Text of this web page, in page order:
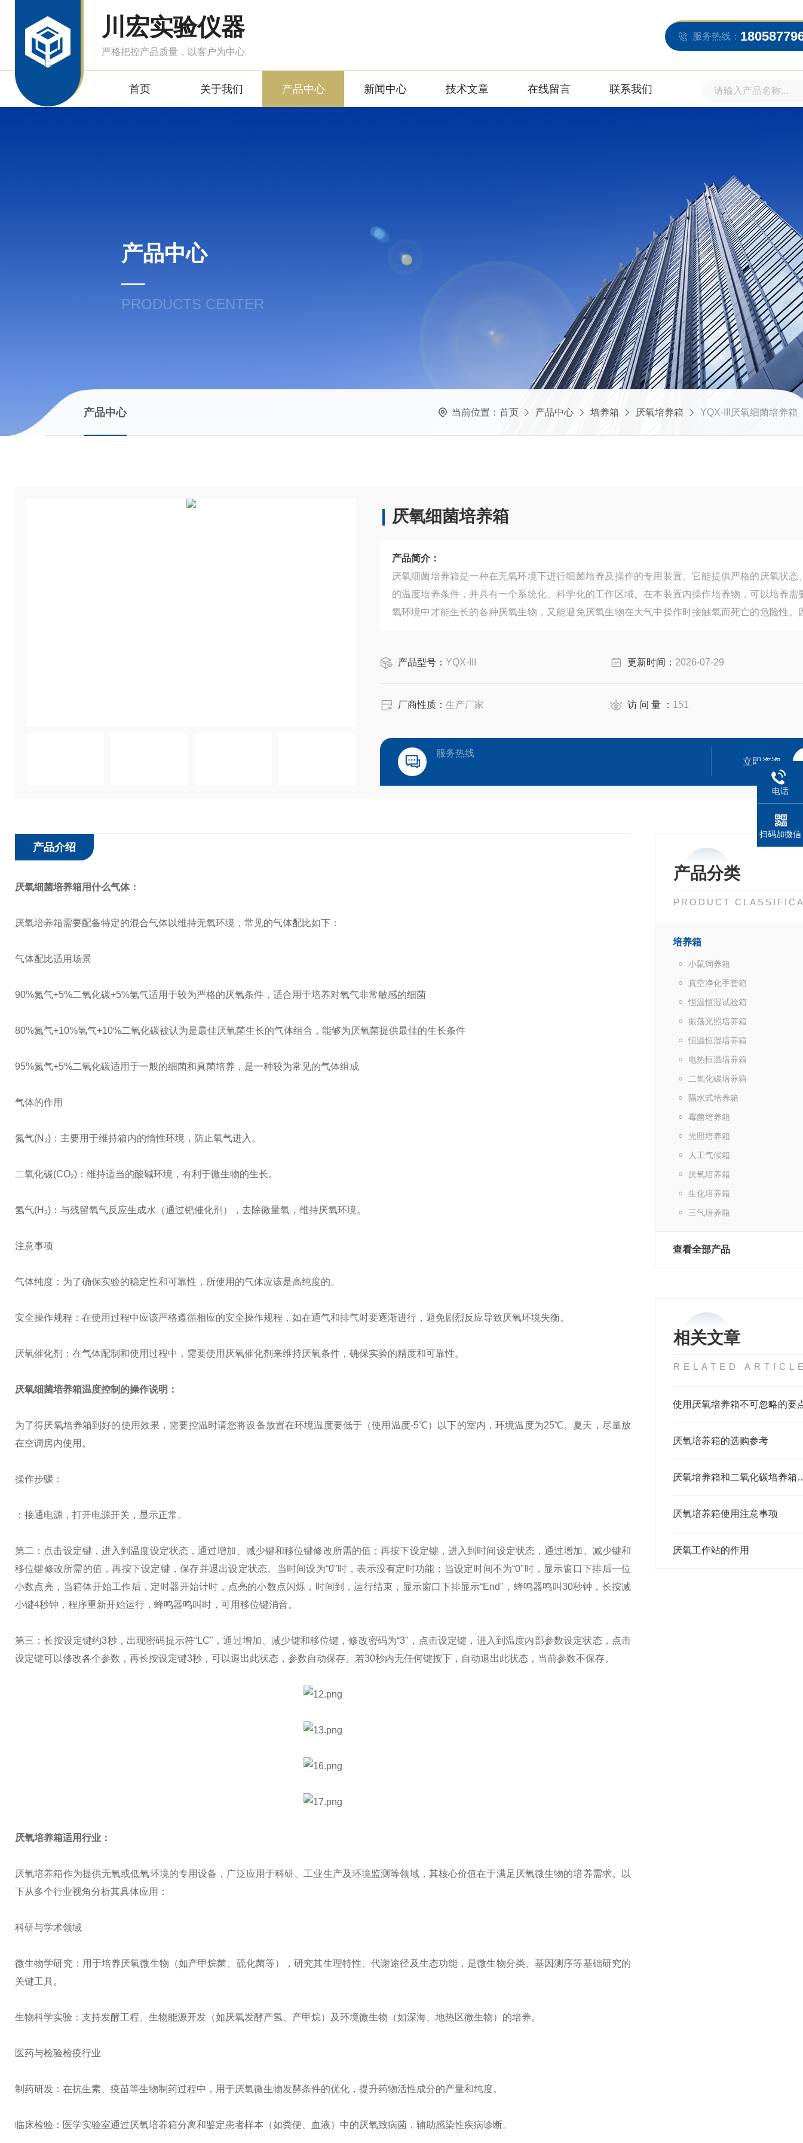
川宏实验仪器
严格把控产品质量，以客户为中心
服务热线：
首页 关于我们 产品中心 新闻中心 技术文章 在线留言 联系我们
产品中心
PRODUCTS CENTER
产品中心 当前位置： 首页 产品中心 培养箱 厌氧培养箱 YQX-III厌氧细菌培养箱
厌氧细菌培养箱
产品简介：
厌氧细菌培养箱是一种在无氧环境下进行细菌培养及操作的专用装置。它能提供严格的厌氧状态
的温度培养条件，并具有一个系统化、科学化的工作区域。在本装置内操作培养物，可以培养需
氧环境中才能生长的各种厌氧生物，又能避免厌氧生物在大气中操作时接触氧而死亡的危险性。
产品型号： YQX-III 更新时间： 2026-07-29
厂商性质： 生产厂家 访 问 量 ： 151
服务热线
立即咨询
产品分类
PRODUCT
培养箱
小鼠饲养箱
真空净化手套箱
恒温恒湿试验箱
振荡光照培养箱
恒温恒湿培养箱
电热恒温培养箱
二氧化碳培养箱
隔水式培养箱
霉菌培养箱
光照培养箱
人工气候箱
厌氧培养箱
生化培养箱
三气培养箱
查看全部产品
相关文章
RELATED
使用厌氧培养箱不可忽略的要
厌氧培养箱的选购参考
厌氧培养箱和
厌氧培养箱使用注意事项
厌氧工作站的作用
产品介绍
厌氧细菌培养箱用什么气体：
厌氧培养箱需要配备特定的混合气体以维持无氧环境，常见的气体配比如下：
气体配比适用场景
90%氮气+5%二氧化碳+5%氢气适用于较为严格的厌氧条件，适合用于培养对氧气非常敏感的细菌
80%氮气+10%氢气+10%二氧化碳被认为是最佳厌氧菌生长的气体组合，能够为厌氧菌提供最佳的生长条件
95%氮气+5%二氧化碳适用于一般的细菌和真菌培养，是一种较为常见的气体组成
气体的作用
氮气(N₂)：主要用于维持箱内的惰性环境，防止氧气进入。
二氧化碳(CO₂)：维持适当的酸碱环境，有利于微生物的生长。
氢气(H₂)：与残留氧气反应生成水（通过钯催化剂），去除微量氧，维持厌氧环境。
注意事项
气体纯度：为了确保实验的稳定性和可靠性，所使用的气体应该是高纯度的。
安全操作规程：在使用过程中应该严格遵循相应的安全操作规程，如在通气和排气时要逐渐进行，避免剧烈反应导致厌氧环境失衡。
厌氧催化剂：在气体配制和使用过程中，需要使用厌氧催化剂来维持厌氧条件，确保实验的精度和可靠性。
厌氧细菌培养箱温度控制的操作说明：
为了得厌氧培养箱到好的使用效果，需要控温时请您将设备放置在环境温度要低于（使用温度-5℃）以下的室内，环境温度为25℃。夏天，尽量放
在空调房内使用。
操作步骤：
：接通电源，打开电源开关，显示正常。
第二：点击设定键，进入到温度设定状态，通过增加、减少键和移位键修改所需的值；再按下设定键，进入到时间设定状态，通过增加、减少键和
移位键修改所需的值，再按下设定键，保存并退出设定状态。当时间设为“0"时，表示没有定时功能；当设定时间不为“0"时，显示窗口下排后一位
小数点亮，当箱体开始工作后，定时器开始计时，点亮的小数点闪烁，时间到，运行结束，显示窗口下排显示“End"，蜂鸣器鸣叫30秒钟，长按减
小键4秒钟，程序重新开始运行，蜂鸣器鸣叫时，可用移位键消音。
第三：长按设定键约3秒，出现密码提示符“LC"，通过增加、减少键和移位键，修改密码为“3"，点击设定键，进入到温度内部参数设定状态，点击
设定键可以修改各个参数，再长按设定键3秒，可以退出此状态，参数自动保存。若30秒内无任何键按下，自动退出此状态，当前参数不保存。
厌氧培养箱适用行业：
厌氧培养箱作为提供无氧或低氧环境的专用设备，广泛应用于科研、工业生产及环境监测等领域，其核心价值在于满足厌氧微生物的培养需求。以
下从多个行业视角分析其具体应用：
科研与学术领域
微生物学研究：用于培养厌氧微生物（如产甲烷菌、硫化菌等），研究其生理特性、代谢途径及生态功能，是微生物分类、基因测序等基础研究的
关键工具。
生物科学实验：支持发酵工程、生物能源开发（如厌氧发酵产氢、产甲烷）及环境微生物（如深海、地热区微生物）的培养。
医药与检验检疫行业
制药研发：在抗生素、疫苗等生物制药过程中，用于厌氧微生物发酵条件的优化，提升药物活性成分的产量和纯度。
临床检验：医学实验室通过厌氧培养箱分离和鉴定患者样本（如粪便、血液）中的厌氧致病菌，辅助感染性疾病诊断。
电话
扫码加微信